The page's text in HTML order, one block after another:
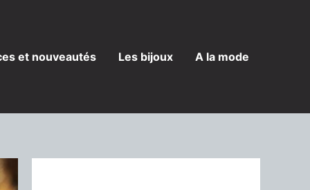
et nouveautés Les bijoux A la mode